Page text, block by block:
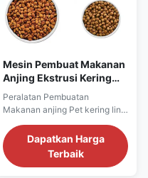
Mesin Pembuat Makanan
Anjing Ekstrusi Kering
Stainless Steel 201
Peralatan Pembuatan
Makanan anjing Pet kering lini
produksi makanan anjing
extruder makanan anjing
membuat pelet mesin Mesin
makanan anjing dapat
Dapatkan Harga
Terbaik